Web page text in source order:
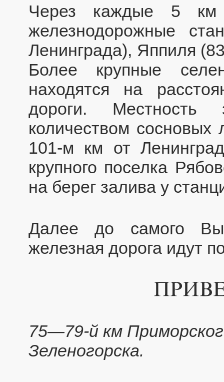
Через каждые 5 км
железнодорожные
Ленинграда), Яппиля
Более крупные
находятся на
дороги.
количеством
101-м км от
крупного поселка
на берег залива у
Далее до самого
железная дорога идут
75—79-й км
Зеленогорска.